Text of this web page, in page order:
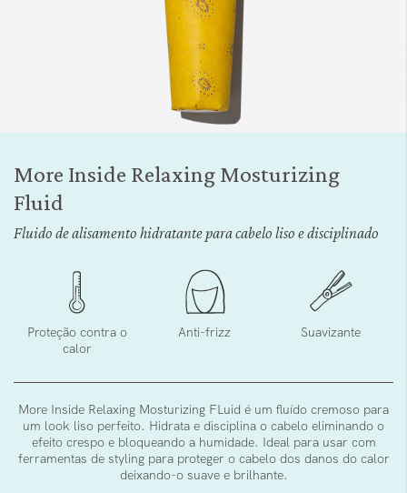
início
Galeria
More Inside Relaxing Mosturizing
Fluid
Fluido de alisamento hidratante para cabelo liso e disciplinado
Proteção contra o
calor
Anti-frizz Suavizante
More Inside Relaxing Mosturizing FLuid é um fluído cremoso para
um look liso perfeito. Hidrata e disciplina o cabelo eliminando o
efeito crespo e bloqueando a humidade. Ideal para usar com
ferramentas de styling para proteger o cabelo dos danos do calor
deixando-o suave e brilhante.